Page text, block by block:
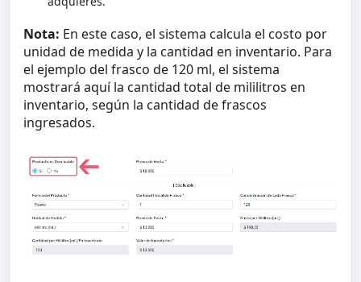
Nota: En este caso, el sistema calcula el costo por
unidad de medida y la cantidad en inventario. Para
el ejemplo del frasco de 120 ml, el sistema
mostrará aquí la cantidad total de mililitros en
inventario, según la cantidad de frascos
ingresados.